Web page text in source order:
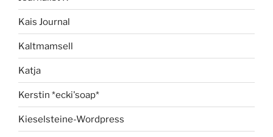
Kais Journal
Kaltmamsell
Katja
Kerstin *ecki'soap*
Kieselsteine-Wordpress